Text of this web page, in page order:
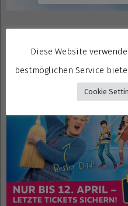
Diese Website
bestmöglichen Service
Cookie